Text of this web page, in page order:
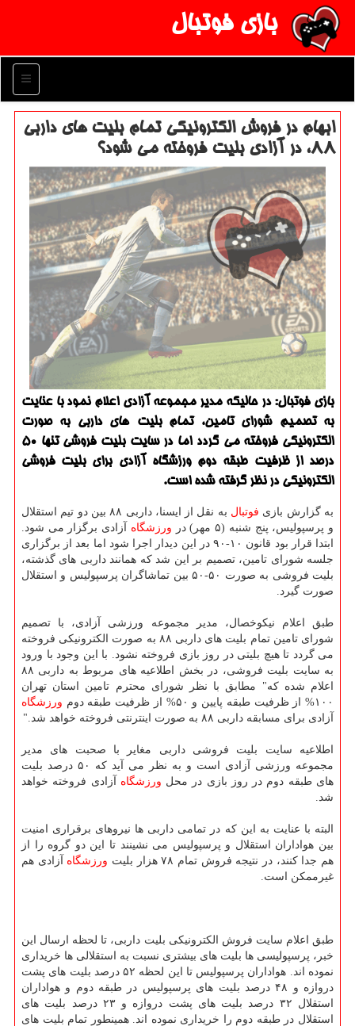
بازی فوتبال
منو
ابهام در فروش الكترونیكی تمام بلیت های داربی
۸۸، در آزادی بلیت فروخته می شود؟
بازی فوتبال: در حالیكه مدیر مجموعه آزادی اعلام نمود با عنایت
به تصمیم شورای تامین، تمام بلیت های داربی به صورت
الكترونیكی فروخته می گردد اما در سایت بلیت فروشی تنها ۵۰
درصد از ظرفیت طبقه دوم ورزشگاه آزادی برای بلیت فروشی
الكترونیكی در نظر گرفته شده است.
به گزارش بازی فوتبال
به نقل از ایسنا، داربی ۸۸ بین دو تیم استقلال
و پرسپولیس، پنج شنبه (۵ مهر) در
ورزشگاه آزادی برگزار می شود.
ابتدا قرار بود قانون ۱۰-۹۰ در این دیدار اجرا شود اما بعد از برگزاری
جلسه شورای تامین، تصمیم بر این شد كه همانند داربی های گذشته،
بلیت فروشی به صورت ۵۰-۵۰ بین تماشاگران پرسپولیس و استقلال
صورت گیرد.
طبق اعلام نیكوخصال، مدیر مجموعه ورزشی آزادی، با تصمیم
شورای تامین تمام بلیت های داربی ۸۸ به صورت الكترونیكی فروخته
می گردد تا هیچ بلیتی در روز بازی فروخته نشود. با این وجود با ورود
به سایت بلیت فروشی، در بخش اطلاعیه های مربوط به داربی ۸۸
اعلام شده كه" مطابق با نظر شورای محترم تامین استان تهران
۱۰۰% از ظرفیت طبقه پایین و ۵۰% از ظرفیت طبقه دوم
ورزشگاه
آزادی برای مسابقه داربی ۸۸ به صورت اینترنتی فروخته خواهد شد."
اطلاعیه سایت بلیت فروشی داربی مغایر با صحبت های مدیر
مجموعه ورزشی آزادی است و به نظر می آید كه ۵۰ درصد بلیت
های طبقه دوم در روز بازی در محل ورزشگاه آزادی فروخته خواهد
شد.
البته با عنایت به این كه در تمامی داربی ها نیروهای برقراری امنیت
بین هواداران استقلال و پرسپولیس می نشینند تا این دو گروه را از
هم جدا كنند، در نتیجه فروش تمام ۷۸ هزار بلیت
ورزشگاه آزادی هم
غیرممكن است.
طبق اعلام سایت فروش الكترونیكی بلیت داربی، تا لحظه ارسال این
خبر، پرسپولیسی ها بلیت های بیشتری نسبت به استقلالی ها خریداری
نموده اند. هواداران پرسپولیس تا این لحظه ۵۲ درصد بلیت های پشت
دروازه و ۴۸ درصد بلیت های پرسپولیس در طبقه دوم و هواداران
استقلال ۳۲ درصد بلیت های پشت دروازه و ۲۳ درصد بلیت های
استقلال در طبقه دوم را خریداری نموده اند. همینطور تمام بلیت های